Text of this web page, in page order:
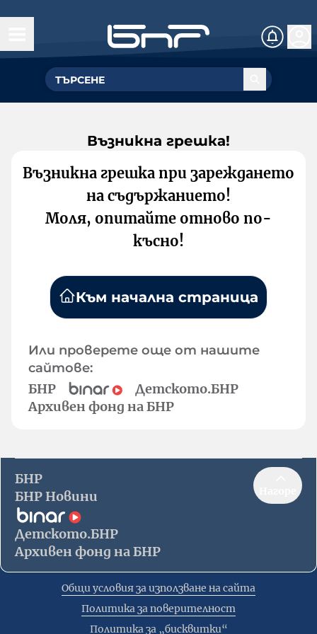
Възникна грешка!
Възникна грешка при зареждането
на съдържанието!
Моля, опитайте отново по-
късно!
Към начална страница
Или проверете още от нашите
сайтове:
БНР
Детското.БНР
Архивен фонд на БНР
БНР
БНР Новини
Детското.БНР
Архивен фонд на БНР
Общи условия за използване на сайта
Политика за поверителност
Политика за „бисквитки“